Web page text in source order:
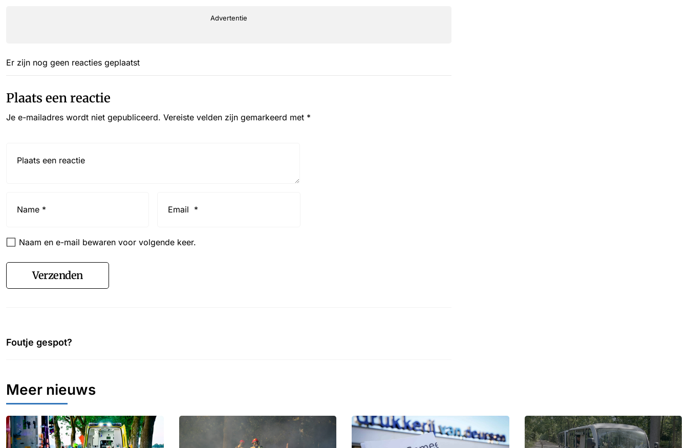
Advertentie
Er zijn nog geen reacties geplaatst
Plaats een reactie
Je e-mailadres wordt niet gepubliceerd. Vereiste velden zijn gemarkeerd met *
Naam en e-mail bewaren voor volgende keer.
Verzenden
Foutje gespot?
Meer nieuws